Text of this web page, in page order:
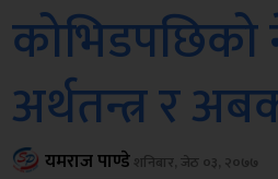
कोभिडपछिको
अर्थतन्त्र र
यमराज पाण्डेशनिबार, जेठ ०३, २०७७